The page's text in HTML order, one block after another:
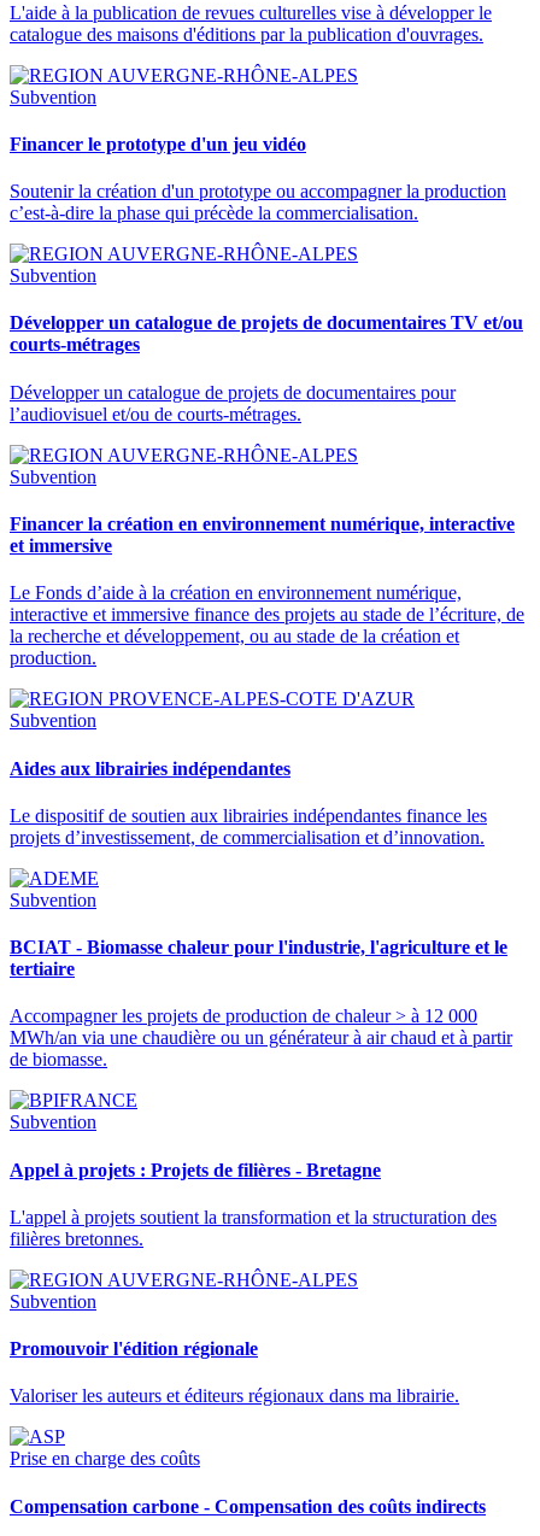
L'aide à la publication de revues culturelles vise à développer le
catalogue des maisons d'éditions par la publication d'ouvrages.
Subvention
Financer le prototype d'un jeu vidéo
Soutenir la création d'un prototype ou accompagner la production
c’est-à-dire la phase qui précède la commercialisation.
Subvention
Développer un catalogue de projets de documentaires TV et/ou
courts-métrages
Développer un catalogue de projets de documentaires pour
l’audiovisuel et/ou de courts-métrages.
Subvention
Financer la création en environnement numérique, interactive
et immersive
Le Fonds d’aide à la création en environnement numérique,
interactive et immersive finance des projets au stade de l’écriture, de
la recherche et développement, ou au stade de la création et
production.
Subvention
Aides aux librairies indépendantes
Le dispositif de soutien aux librairies indépendantes finance les
projets d’investissement, de commercialisation et d’innovation.
Subvention
BCIAT - Biomasse chaleur pour l'industrie, l'agriculture et le
tertiaire
Accompagner les projets de production de chaleur > à 12 000
MWh/an via une chaudière ou un générateur à air chaud et à partir
de biomasse.
Subvention
Appel à projets : Projets de filières - Bretagne
L'appel à projets soutient la transformation et la structuration des
filières bretonnes.
Subvention
Promouvoir l'édition régionale
Valoriser les auteurs et éditeurs régionaux dans ma librairie.
Prise en charge des coûts
Compensation carbone - Compensation des coûts indirects